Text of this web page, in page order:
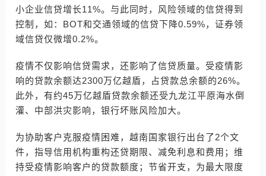
小企业信贷增长11%。与此同时，风险领域的信贷得到
控制，如：BOT和交通领域的信贷下降0.59%，证券领
域信贷仅微增0.2%。
疫情不仅影响信贷需求，还影响了信贷质量。受疫情影
响的贷款余额达2300万亿越盾，占贷款总余额的26%。
此外，有约45万亿越盾贷款余额还受九龙江平原海水倒
灌、中部洪灾影响，银行坏账风险加大。
为协助客户克服疫情困难，越南国家银行出台了2个文
件，指导信用机构重构还贷期限、减免利息和费用；维
持受疫情影响客户的贷款额度；节省开支，为最大限度